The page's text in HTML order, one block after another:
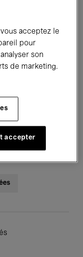
acceptez le
pour
son
de marketing.
accepter